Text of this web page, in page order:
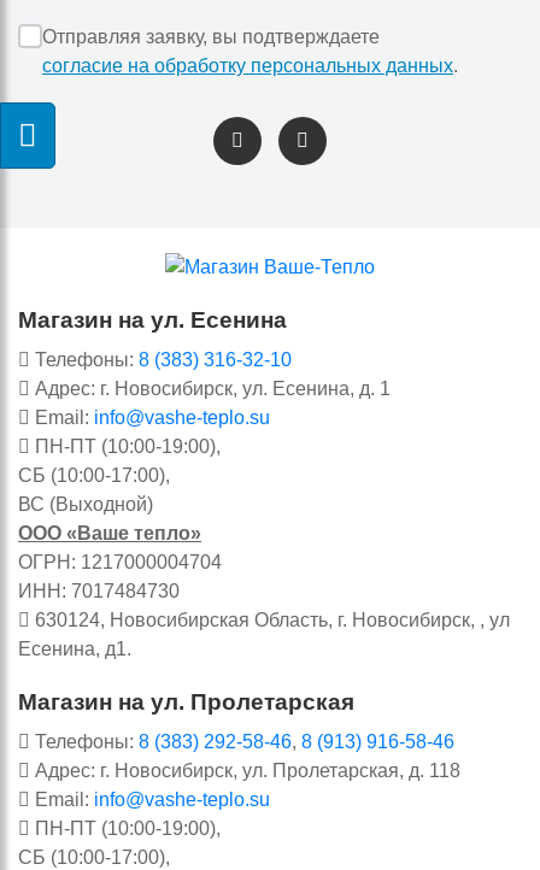
Отправляя заявку, вы подтверждаете
согласие на обработку персональных данных.
Магазин на ул. Есенина
Телефоны: 8 (383) 316-32-10
Адрес: г. Новосибирск, ул. Есенина, д. 1
Email: info@vashe-teplo.su
ПН-ПТ (10:00-19:00),
СБ (10:00-17:00),
ВС (Выходной)
ООО «Ваше тепло»
ОГРН: 1217000004704
ИНН: 7017484730
630124, Новосибирская Область, г. Новосибирск, , ул
Есенина, д1.
Магазин на ул. Пролетарская
Телефоны: 8 (383) 292-58-46, 8 (913) 916-58-46
Адрес: г. Новосибирск, ул. Пролетарская, д. 118
Email: info@vashe-teplo.su
ПН-ПТ (10:00-19:00),
СБ (10:00-17:00),